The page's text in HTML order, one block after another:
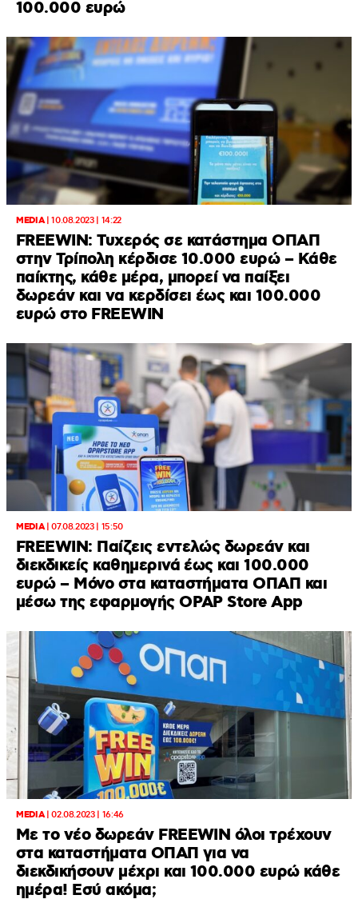
100.000 ευρώ
MEDIA|10.08.2023 | 14:22
FREEWIN: Τυχερός σε κατάστημα ΟΠΑΠ
στην Τρίπολη κέρδισε 10.000 ευρώ – Κάθε
παίκτης, κάθε μέρα, μπορεί να παίξει
δωρεάν και να κερδίσει έως και 100.000
ευρώ στο FREEWIN
MEDIA|07.08.2023 | 15:50
FREEWIN: Παίζεις εντελώς δωρεάν και
διεκδικείς καθημερινά έως και 100.000
ευρώ – Μόνο στα καταστήματα ΟΠΑΠ και
μέσω της εφαρμογής OPAP Store App
MEDIA|02.08.2023 | 16:46
Με το νέο δωρεάν FREEWIN όλοι τρέχουν
στα καταστήματα ΟΠΑΠ για να
διεκδικήσουν μέχρι και 100.000 ευρώ κάθε
ημέρα! Εσύ ακόμα;